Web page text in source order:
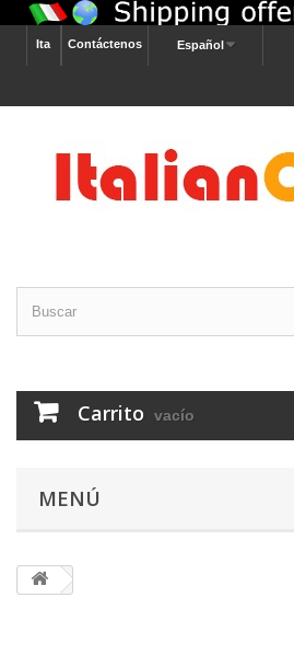
Español
Contáctenos
Ita
Carrito vacío
MENÚ